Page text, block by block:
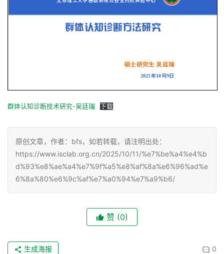
群体认知诊断技术研究-吴廷瑞 下载
原创文章，作者：bfs，如若转载，请注明出处：
https://www.isclab.org.cn/2025/10/11/%e7%be%a4%e4%b
d%93%e8%ae%a4%e7%9f%a5%e8%af%8a%e6%96%ad%e
6%8a%80%e6%9c%af%e7%a0%94%e7%a9%b6/
赞 (0)
0
生成海报